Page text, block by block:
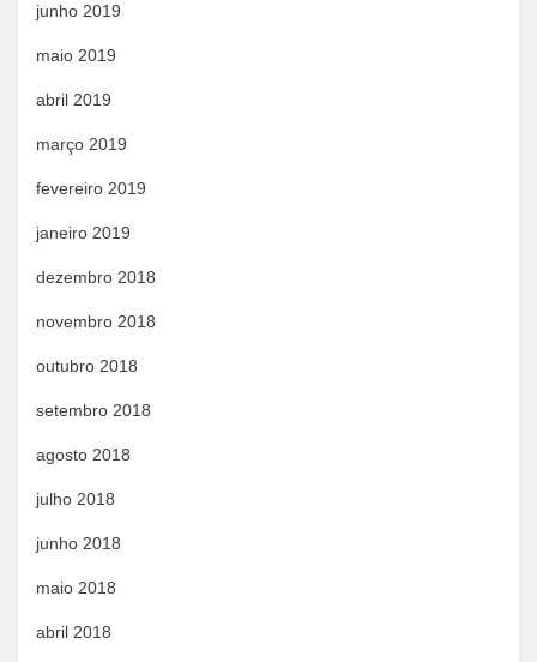
junho 2019
maio 2019
abril 2019
março 2019
fevereiro 2019
janeiro 2019
dezembro 2018
novembro 2018
outubro 2018
setembro 2018
agosto 2018
julho 2018
junho 2018
maio 2018
abril 2018